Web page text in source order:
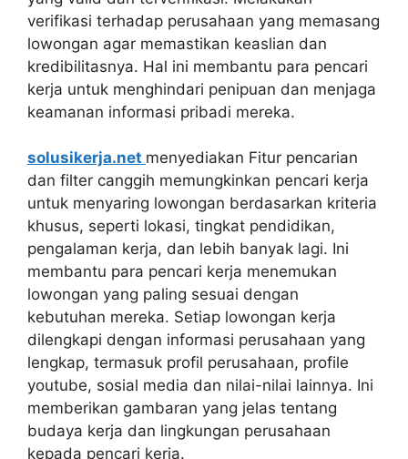
verifikasi terhadap perusahaan yang memasang
lowongan agar memastikan keaslian dan
kredibilitasnya. Hal ini membantu para pencari
kerja untuk menghindari penipuan dan menjaga
keamanan informasi pribadi mereka.
solusikerja.net menyediakan Fitur pencarian
dan filter canggih memungkinkan pencari kerja
untuk menyaring lowongan berdasarkan kriteria
khusus, seperti lokasi, tingkat pendidikan,
pengalaman kerja, dan lebih banyak lagi. Ini
membantu para pencari kerja menemukan
lowongan yang paling sesuai dengan
kebutuhan mereka. Setiap lowongan kerja
dilengkapi dengan informasi perusahaan yang
lengkap, termasuk profil perusahaan, profile
youtube, sosial media dan nilai-nilai lainnya. Ini
memberikan gambaran yang jelas tentang
budaya kerja dan lingkungan perusahaan
kepada pencari kerja.